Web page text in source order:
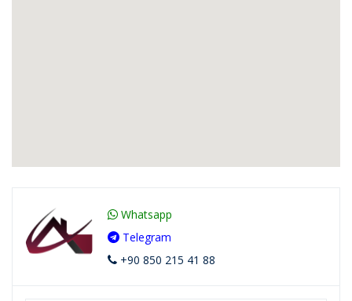
Whatsapp
Telegram
+90 850 215 41 88